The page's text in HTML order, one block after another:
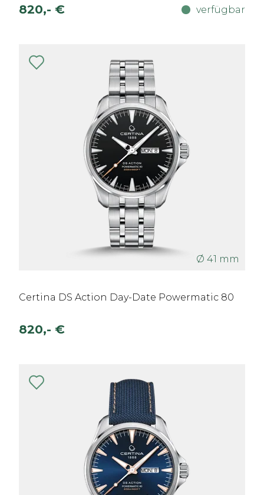
820,- € verfügbar
Ø 41 mm
Certina DS Action Day-Date Powermatic 80
820,- €